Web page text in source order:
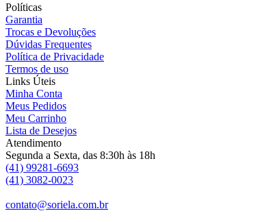
Políticas
Garantia
Trocas e Devoluções
Dúvidas Frequentes
Política de Privacidade
Termos de uso
Links Úteis
Minha Conta
Meus Pedidos
Meu Carrinho
Lista de Desejos
Atendimento
Segunda a Sexta, das 8:30h às 18h
(41) 99281-6693
(41) 3082-0023
contato@soriela.com.br